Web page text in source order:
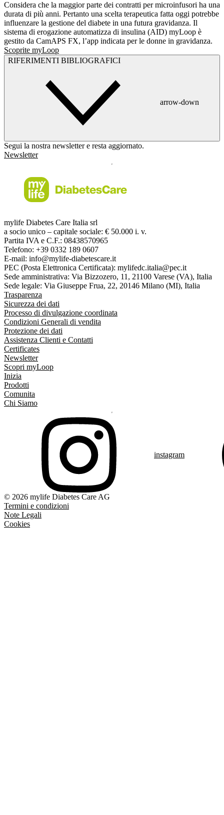
Considera che la maggior parte dei contratti per microinfusori ha una
durata di più anni. Pertanto una scelta terapeutica fatta oggi potrebbe
influenzare la gestione del diabete in una futura gravidanza. Il
sistema di erogazione automatizza di insulina (AID) myLoop è
gestito da CamAPS FX, l’app indicata per le donne in gravidanza.
Scoprite myLoop
RIFERIMENTI BIBLIOGRAFICI
arrow-down
Segui la nostra newsletter e resta aggiornato.
Newsletter
mylife Diabetes Care Italia srl
a socio unico – capitale sociale: € 50.000 i. v.
Partita IVA e C.F.: 08438570965
Telefono: +39 0332 189 0607
E-mail: info@mylife-diabetescare.it
PEC (Posta Elettronica Certificata): mylifedc.italia@pec.it
Sede amministrativa: Via Bizzozero, 11, 21100 Varese (VA), Italia
Sede legale: Via Giuseppe Frua, 22, 20146 Milano (MI), Italia
Trasparenza
Sicurezza dei dati
Processo di divulgazione coordinata
Condizioni Generali di vendita
Protezione dei dati
Assistenza Clienti e Contatti
Certificates
Newsletter
Scopri myLoop
Inizia
Prodotti
Comunita
Chi Siamo
instagram
© 2026 mylife Diabetes Care AG
Termini e condizioni
Note Legali
Cookies